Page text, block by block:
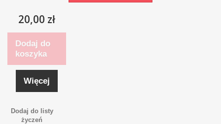
20,00 zł
Dodaj do
koszyka
Więcej
Dodaj do listy
życzeń